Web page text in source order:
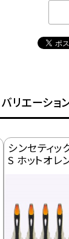
バリエーショ
シンセティッ
S ホットオレ